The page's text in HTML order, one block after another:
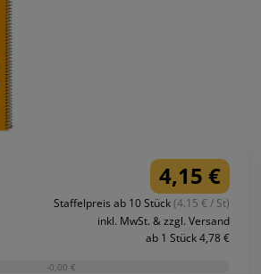
4,15 €
Staffelpreis ab 10 Stück(4.15 € / St)
inkl. MwSt. & zzgl. Versand
ab 1 Stück 4,78 €
-0,00 €